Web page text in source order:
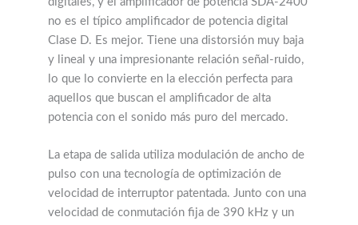
no es el típico amplificador de potencia digital
Clase D. Es mejor. Tiene una distorsión muy baja
y lineal y una impresionante relación señal-ruido,
lo que lo convierte en la elección perfecta para
aquellos que buscan el amplificador de alta
potencia con el sonido más puro del mercado.
La etapa de salida utiliza modulación de ancho de
pulso con una tecnología de optimización de
velocidad de interruptor patentada. Junto con una
velocidad de conmutación fija de 390 kHz y un